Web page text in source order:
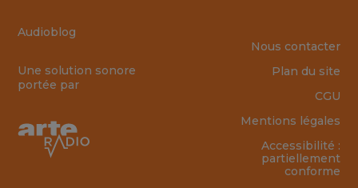
Audioblog
Une solution sonore
portée par
Nous contacter
Plan du site
CGU
Mentions légales
Accessibilité :
partiellement
conforme